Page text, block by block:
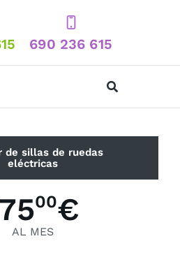
690 236 615
de sillas de ruedas
eléctricas
00€
AL MES